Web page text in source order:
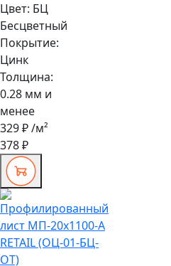
Цвет: БЦ
Бесцветный
Покрытие:
Цинк
Толщина:
0.28 мм и
менее
329 ₽/м²
378 ₽